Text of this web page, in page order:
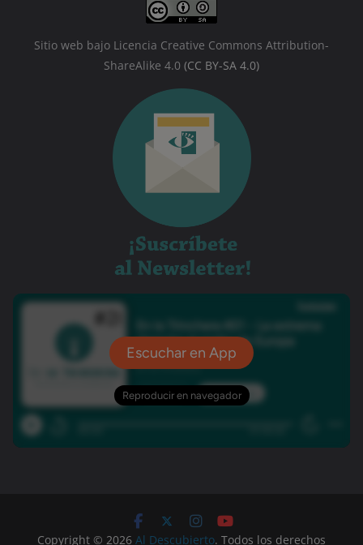
Sitio web bajo Licencia Creative Commons Attribution-
ShareAlike 4.0 (CC BY-SA 4.0)
Copyright © 2026 Al Descubierto. Todos los derechos